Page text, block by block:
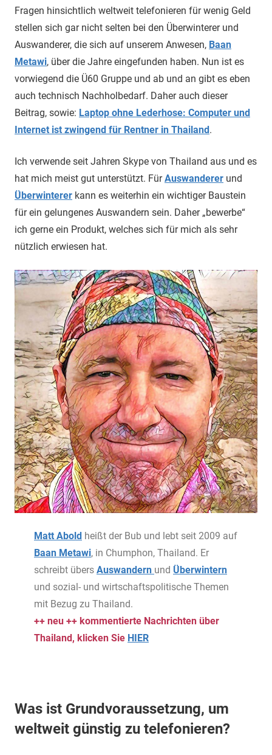
Fragen hinsichtlich weltweit telefonieren für wenig Geld
stellen sich gar nicht selten bei den Überwinterer und
Auswanderer, die sich auf unserem Anwesen, Baan
Metawi, über die Jahre eingefunden haben. Nun ist es
vorwiegend die Ü60 Gruppe und ab und an gibt es eben
auch technisch Nachholbedarf. Daher auch dieser
Beitrag, sowie: Laptop ohne Lederhose: Computer und
Internet ist zwingend für Rentner in Thailand.
Ich verwende seit Jahren Skype von Thailand aus und es
hat mich meist gut unterstützt. FürAuswanderer und
Überwinterer kann es weiterhin ein wichtiger Baustein
für ein gelungenes Auswandern sein. Daher „bewerbe“
ich gerne ein Produkt, welches sich für mich als sehr
nützlich erwiesen hat.
Matt Abold heißt der Bub und lebt seit 2009 auf
Baan Metawi, in Chumphon, Thailand. Er
schreibt übers Auswandern und Überwintern
und sozial- und wirtschaftspolitische Themen
mit Bezug zu Thailand.
++ neu ++ kommentierte Nachrichten über
Thailand, klicken Sie HIER
Was ist Grundvoraussetzung, um
weltweit günstig zu telefonieren?